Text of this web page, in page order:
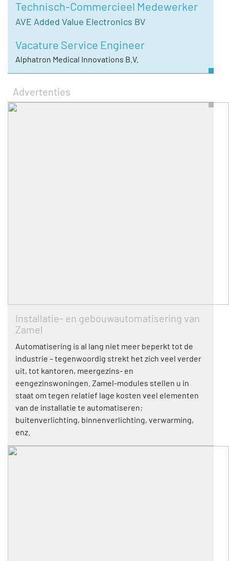
Technisch-Commercieel Medewerker
AVE Added Value Electronics BV
Vacature Service Engineer
Alphatron Medical Innovations B.V.
Advertenties
Installatie- en gebouwautomatisering van
Zamel
Automatisering is al lang niet meer beperkt tot de
industrie – tegenwoordig strekt het zich veel verder
uit, tot kantoren, meergezins- en
eengezinswoningen. Zamel-modules stellen u in
staat om tegen relatief lage kosten veel elementen
van de installatie te automatiseren:
buitenverlichting, binnenverlichting, verwarming,
enz.